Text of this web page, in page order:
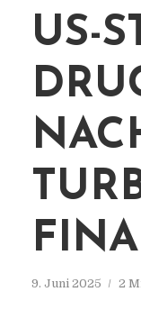
US-
9. Juni 2025 2